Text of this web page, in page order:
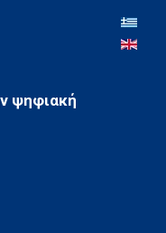
ψηφιακή